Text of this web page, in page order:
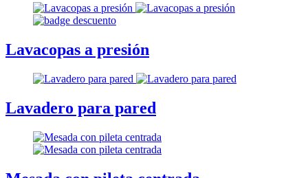
Lavacopas a presión
Lavadero para pared